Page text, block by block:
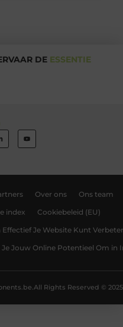
DE ESSENTIE
Over ons Ons team
index Cookiebeleid (EU)
Effectief Je Website Kunt
Je Jouw Online Potentieel Om in
All Rights Reserved © 2025